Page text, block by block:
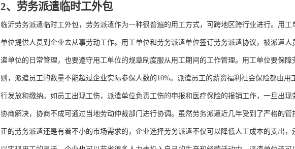
2、劳务派遣临时工外包
临沂劳务派遣临时工外包，劳务派遣作为一种很普遍的用工方式，可跨地区跨行业进行。用
单位提供人员到企业去从事劳动工作。用工单位和劳务派遣单位签订劳务派遣协议，被派遣
遣单位的日常管理，也要遵守用工单位的规章制度服从用工期间的工作管理。用工单位要保
则，派遣员工的数量不能超过企业实际参保人数的10%。派遣员工的薪资福利社会保险都由
行发放和缴纳。如员工出现工伤，派遣单位负责工伤的申报和医疗保险的报销工作，一旦出
协商解决，协商不成可通过当地劳动仲裁部门进行协调。虽然劳务派遣近几年受到了严格的
正的劳务派遣还是有着不小的市场需求的，企业选择劳务派遣不仅可以降低人工成本的支出